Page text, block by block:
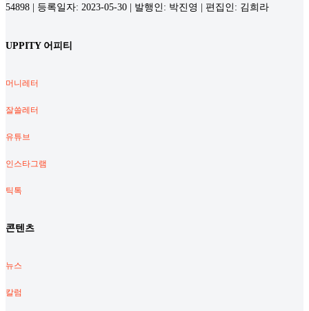
54898 | 등록일자: 2023-05-30 | 발행인: 박진영 | 편집인: 김희라
UPPITY 어피티
머니레터
잘쓸레터
유튜브
인스타그램
틱톡
콘텐츠
뉴스
칼럼